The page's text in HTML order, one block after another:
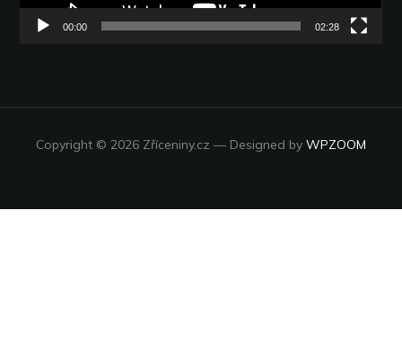
00:00 02:28
Copyright © 2026 Zříceniny.cz — Designed by WPZOOM